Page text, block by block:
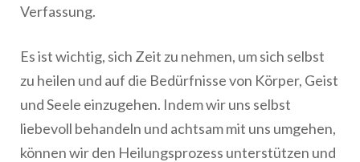
Verfassung.
Es ist wichtig, sich Zeit zu nehmen, um sich selbst
zu heilen und auf die Bedürfnisse von Körper, Geist
und Seele einzugehen. Indem wir uns selbst
liebevoll behandeln und achtsam mit uns umgehen,
können wir den Heilungsprozess unterstützen und